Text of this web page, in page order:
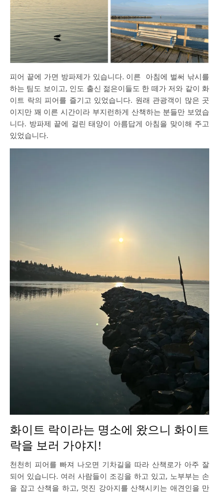
피어 끝에 가면 방파제가 있습니다. 이른 아침에 벌써 낚시를
하는 팀도 보이고, 인도 출신 젊은이들도 한 떼가 저와 같이 화
이트 락의 피어를 즐기고 있었습니다. 원래 관광객이 많은 곳
이지만 꽤 이른 시간이라 부지런하게 산책하는 분들만 보였습
니다. 방파제 끝에 걸린 태양이 아름답게 아침을 맞이해 주고
있었습니다.
화이트 락이라는 명소에 왔으니 화이트
락을 보러 가야지!
천천히 피어를 빠져 나오면 기차길을 따라 산책로가 아주 잘
되어 있습니다. 여러 사람들이 조깅을 하고 있고, 노부부는 손
을 잡고 산책을 하고, 멋진 강아지를 산책시키는 애견인을 만